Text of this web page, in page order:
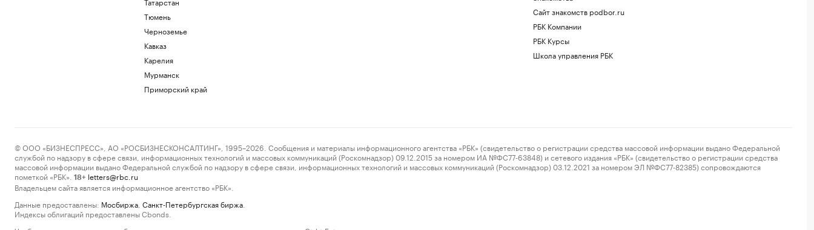
Тюмень
Черноземье
Кавказ
Карелия
Мурманск
Приморский край
Сайт знакомств podbor.ru
РБК Компании
РБК Курсы
Школа управления РБК
© ООО «БИЗНЕСПРЕСС», АО «РОСБИЗНЕСКОНСАЛТИНГ», 1995–2026. Сообщения и материалы информационного агентства «РБК» (свидетельство о регистрации средства массовой информации выдано Федеральной
службой по надзору в сфере связи, информационных технологий и массовых коммуникаций (Роскомнадзор) 09.12.2015 за номером ИА №ФС77-63848) и сетевого издания «РБК» (свидетельство о регистрации средства
массовой информации выдано Федеральной службой по надзору в сфере связи, информационных технологий и массовых коммуникаций (Роскомнадзор) 03.12.2021 за номером ЭЛ №ФС77-82385) сопровождаются
пометкой «РБК».
18+ letters@rbc.ru
Владельцем сайта является информационное агентство «РБК».
Данные предоставлены: Мосбиржа Санкт-Петербургская биржа
Индексы облигаций предоставлены Cbonds.